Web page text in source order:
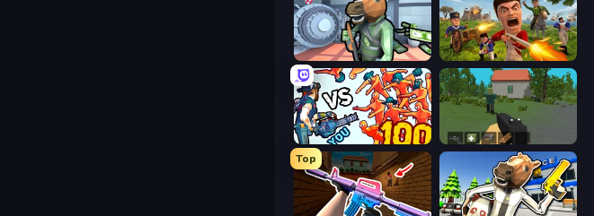
Bank Robbery Redcoats.io
Horde Killer: You vs 100 WorldZ
Top